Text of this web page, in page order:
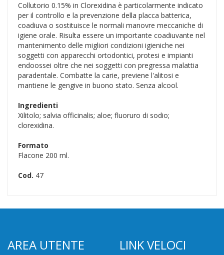
Collutorio 0.15% in Clorexidina è particolarmente indicato
per il controllo e la prevenzione della placca batterica,
coadiuva o sostituisce le normali manovre meccaniche di
igiene orale. Risulta essere un importante coadiuvante nel
mantenimento delle migliori condizioni igieniche nei
soggetti con apparecchi ortodontici, protesi e impianti
endoossei oltre che nei soggetti con pregressa malattia
paradentale. Combatte la carie, previene l'alitosi e
mantiene le gengive in buono stato. Senza alcool.
Ingredienti
Xilitolo; salvia officinalis; aloe; fluoruro di sodio;
clorexidina.
Formato
Flacone 200 ml.
Cod. 47
AREA UTENTE LINK VELOCI